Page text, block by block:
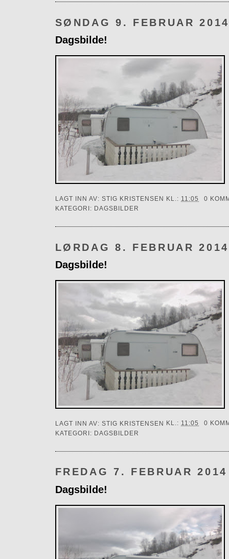
SØNDAG 9. FEBRUAR
Dagsbilde!
LAGT INN AV: STIG KRISTENSEN KL.: 11:05
0
KATEGORI: DAGSBILDER
LØRDAG 8. FEBRUAR 2014
Dagsbilde!
LAGT INN AV: STIG KRISTENSEN KL.: 11:05
0
KATEGORI: DAGSBILDER
FREDAG 7. FEBRUAR 2014
Dagsbilde!